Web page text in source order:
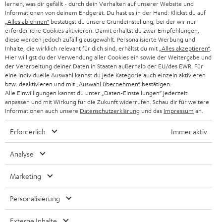
g
SMART HOME
BLUETOOTH-LAUTSPRECHER
KOPFHÖRER
BLUETOOTH-KOPFHÖRER
STEREOANLAGEN
GESCHÄFTSKUNDEN
PARTNERPROGRAMM
BLOG
NEWSLETTER
STORES
DEINE VORTEILE BEI TEUFEL
TEUFEL STORY
UNSER MANAGEMENT
NACHHALTIGKEIT
UNSERE WERTE
ÖSTERREICH
SCHWEIZ
NIEDERLANDE
BELGIEN
FRANKREICH
SPANIEN
ITALIEN
lernen, was dir gefällt - durch dein Verhalten auf unserer Website und
Informationen von deinem Endgerät. Du hast es in der Hand: Klickst du auf
„Alles ablehnen“ bestätigst du unsere Grundeinstellung, bei der wir nur
erforderliche Cookies aktivieren. Damit erhältst du zwar Empfehlungen,
diese werden jedoch zufällig ausgewählt. Personalisierte Werbung und
Inhalte, die wirklich relevant für dich sind, erhältst du mit „Alles akzeptieren“.
Hier willigst du der Verwendung aller Cookies ein sowie der Weitergabe und
der Verarbeitung deiner Daten in Staaten außerhalb der EU/des EWR. Für
eine individuelle Auswahl kannst du jede Kategorie auch einzeln aktivieren
bzw. deaktivieren und mit „Auswahl übernehmen“ bestätigen.
Alle Einwilligungen kannst du unter „Daten-Einstellungen“ jederzeit
anpassen und mit Wirkung für die Zukunft widerrufen. Schau dir für weitere
Informationen auch unsere Datenschutzerklärung und das Impressum an.
Erforderlich Immer aktiv
Analyse
Marketing
Personalisierung